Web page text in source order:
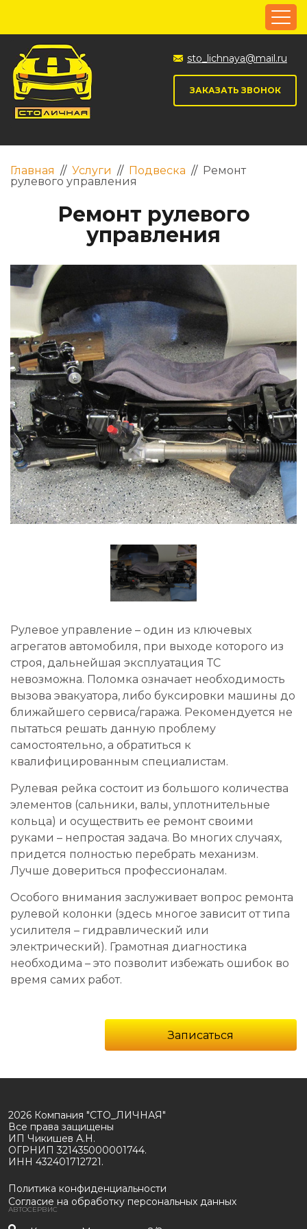
sto_lichnaya@mail.ru
ЗАКАЗАТЬ ЗВОНОК
Главная // Услуги // Подвеска // Ремонт
рулевого управления
Ремонт рулевого
управления
Рулевое управление – один из ключевых
агрегатов автомобиля, при выходе которого из
строя, дальнейшая эксплуатация ТС
невозможна. Поломка означает необходимость
вызова эвакуатора, либо буксировки машины до
ближайшего сервиса/гаража. Рекомендуется не
пытаться решать данную проблему
самостоятельно, а обратиться к
квалифицированным специалистам.
Рулевая рейка состоит из большого количества
элементов (сальники, валы, уплотнительные
кольца) и осуществить ее ремонт своими
руками – непростая задача. Во многих случаях,
придется полностью перебрать механизм.
Лучше довериться профессионалам.
Особого внимания заслуживает вопрос ремонта
рулевой колонки (здесь многое зависит от типа
усилителя – гидравлический или
электрический). Грамотная диагностика
необходима – это позволит избежать ошибок во
время самих работ.
Записаться
2026 Компания "СТО_ЛИЧНАЯ"
Все права защищены
ИП Чикишев А.Н.
ОГРНИП 321435000001744.
ИНН 432401712721.
Политика конфиденциальности
Согласие на обработку персональных данных
АВТОСЕРВИС